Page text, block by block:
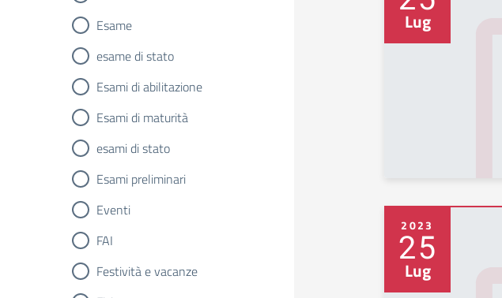
Esame
esame di stato
Esami di abilitazione
Esami di maturità
esami di stato
Esami preliminari
Eventi
FAI
Festività e vacanze
Lug
2023
25
Lug